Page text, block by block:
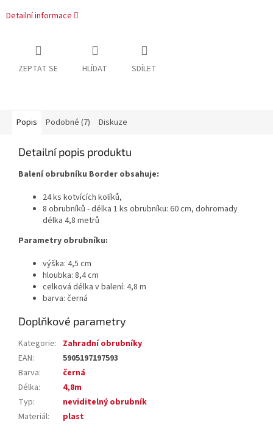
Detailní informace
ZEPTAT SE HLÍDAT SDÍLET
Popis Podobné (7) Diskuze
Detailní popis produktu
Balení obrubníku Border obsahuje:
24 ks kotvících kolíků,
8 obrubníků - délka 1 ks obrubníku: 60 cm, dohromady
délka 4,8 metrů
Parametry obrubníku:
výška: 4,5 cm
hloubka: 8,4 cm
celková délka v balení: 4,8 m
barva: černá
Doplňkové parametry
Kategorie: Zahradní obrubníky
EAN:
5905197197593
Barva:
černá
Délka:
4,8m
Typ:
neviditelný obrubník
Materiál: plast